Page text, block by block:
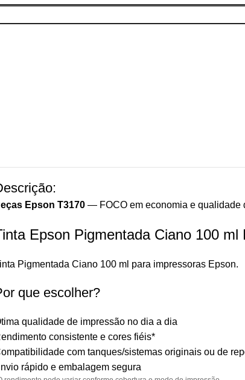
Epson T3170 — FOCO em economia e qualidade
Epson Pigmentada Ciano 100 ml
Pigmentada Ciano 100 ml para impressoras Epson.
que escolher?
qualidade de impressão no dia a dia
consistente e cores fiéis*
com tanques/sistemas originais ou de
rápido e embalagem segura